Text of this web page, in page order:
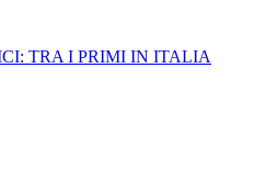
TRA I PRIMI IN ITALIA